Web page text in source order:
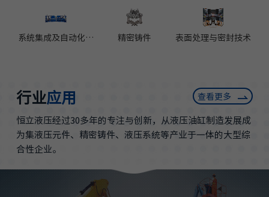
系统集成及自动化设
精密铸件 表面处理与密封技术
行业应用
恒立液压经过30多年的专注与创新，从液压油缸制造发展成
为集液压元件、精密铸件、液压系统等产业于一体的大型综
合性企业。
查看更多